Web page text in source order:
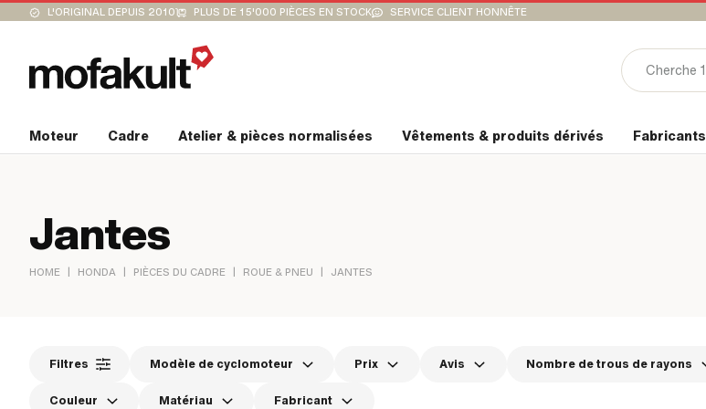
L'ORIGINAL DEPUIS 2010 PLUS DE 15'000 PIÈCES EN STOCK SERVICE CLIENT HONNÊTE
Moteur Cadre Atelier & pièces normalisées Vêtements & produits dérivés Fabricants
Jantes
HOME | HONDA | PIÈCES DU CADRE | ROUE & PNEU | JANTES
Filtres Modèle de cyclomoteur Prix Avis Nombre de trous de rayons
Couleur Matériau Fabricant